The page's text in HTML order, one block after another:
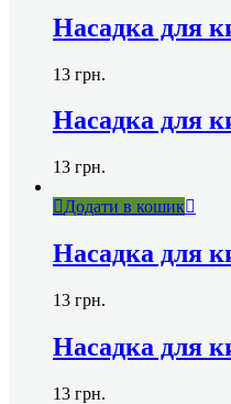
Насадка для
13 грн.
Насадка для
13 грн.
Додати в кошик
Насадка для
13 грн.
Насадка для
13 грн.